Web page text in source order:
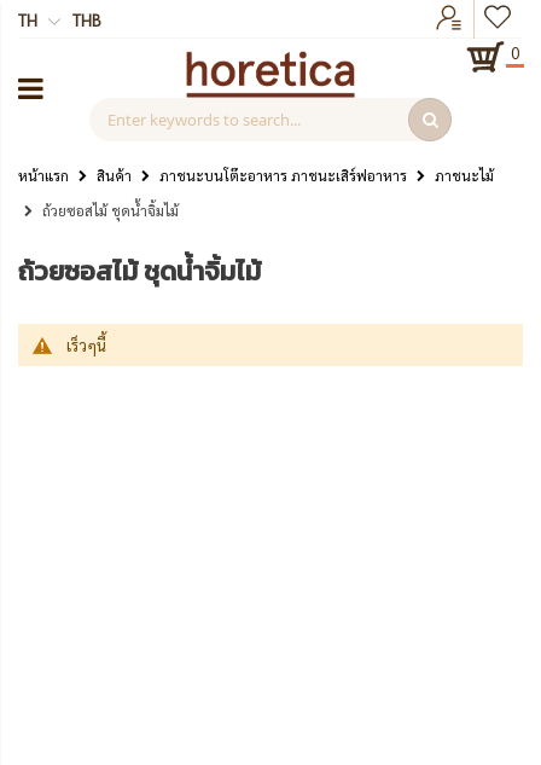
TH
THB
0
หน้าแรก สินค้า ภาชนะบนโต๊ะอาหาร ภาชนะเสิร์ฟอาหาร
ภาชนะไม้
ถ้วยซอสไม้ ชุดน้ำจิ้มไม้
ถ้วยซอสไม้ ชุดน้ำจิ้มไม้
เร็วๆนี้